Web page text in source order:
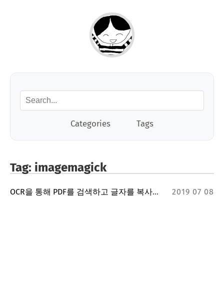
Categories Tags
Tag: imagemagick
2019 07 08
OCR을 통해 PDF를 검색하고 글자를 복사해오자.